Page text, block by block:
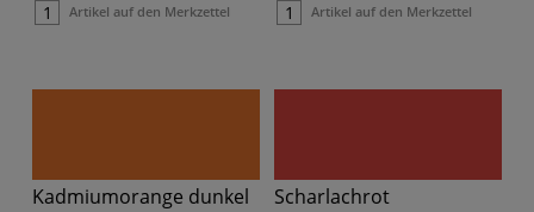
Artikel auf den Merkzettel Artikel auf den Merkzettel
Kadmiumorange dunkel Scharlachrot